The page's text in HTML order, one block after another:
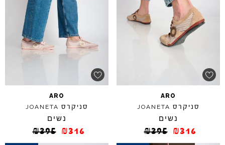
ARO
סניקרס JOANETA
נשים
₪395 ₪316
ARO
סניקרס JOANETA
נשים
₪395 ₪316